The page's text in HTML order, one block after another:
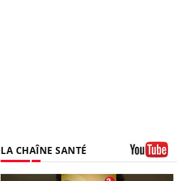
LA CHAÎNE SANTÉ